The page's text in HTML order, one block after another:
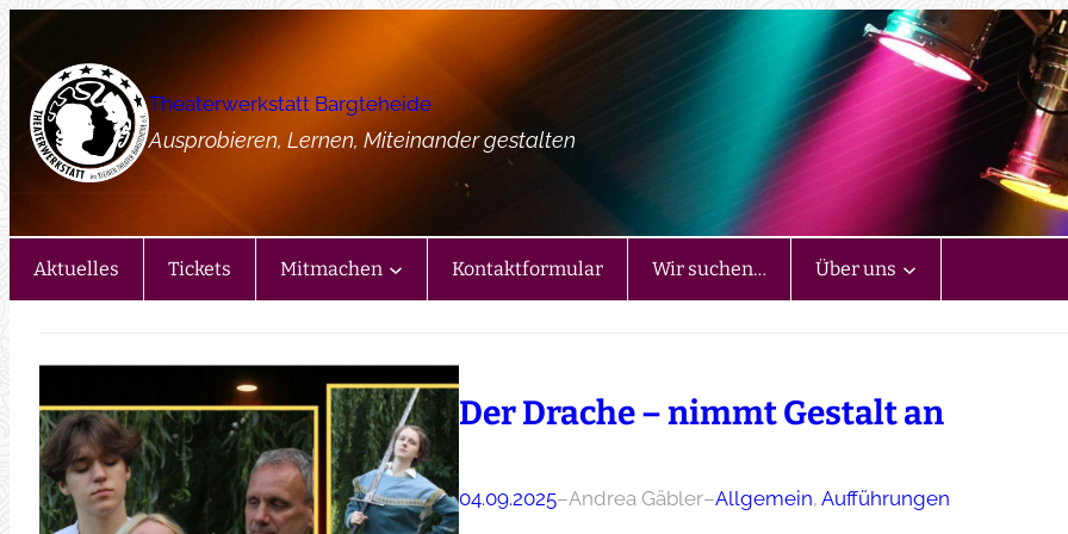
springen
Theaterwerkstatt Bargteheide
Ausprobieren, Lernen, Miteinander gestalten
Aktuelles Tickets Mitmachen Kontaktformular Wir suchen… Über uns
Der Drache – nimmt Gestalt an
04.09.2025–Andrea Gäbler–Allgemein, Aufführungen